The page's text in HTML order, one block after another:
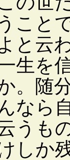
こと
と云
生を
。随
なら
うも
しか